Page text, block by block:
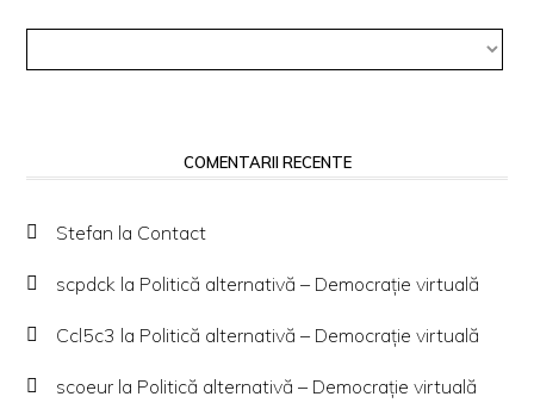
Arhivă
COMENTARII RECENTE
Stefan la Contact
scpdck la Politică alternativă – Democraţie virtuală
Ccl5c3 la Politică alternativă – Democraţie virtuală
scoeur la Politică alternativă – Democraţie virtuală